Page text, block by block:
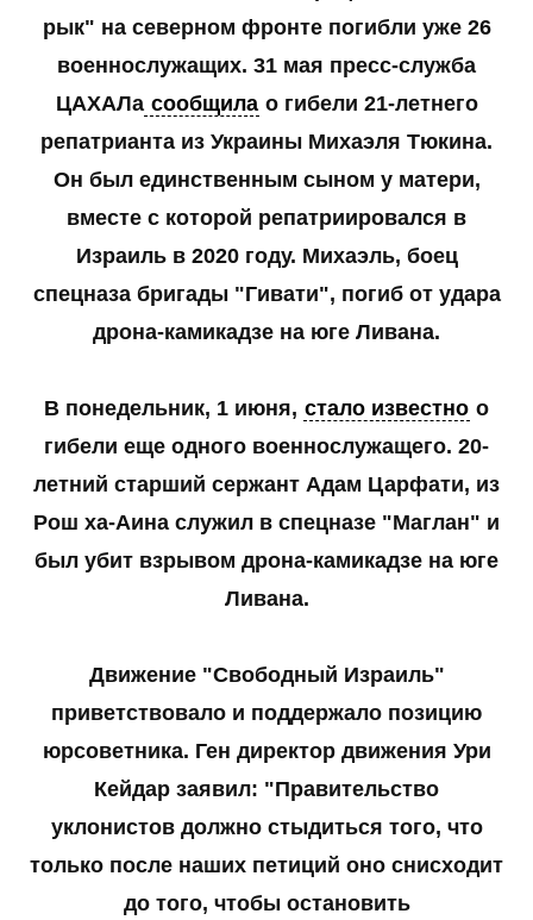
рык" на северном фронте погибли уже 26
военнослужащих. 31 мая пресс-служба
ЦАХАЛа сообщила о гибели 21-летнего
репатрианта из Украины Михаэля Тюкина.
Он был единственным сыном у матери,
вместе с которой репатриировался в
Израиль в 2020 году. Михаэль, боец
спецназа бригады "Гивати", погиб от удара
дрона-камикадзе на юге Ливана.
В понедельник, 1 июня, стало известно о
гибели еще одного военнослужащего. 20-
летний старший сержант Адам Царфати, из
Рош ха-Аина служил в спецназе "Маглан" и
был убит взрывом дрона-камикадзе на юге
Ливана.
Движение "Свободный Израиль"
приветствовало и поддержало позицию
юрсоветника. Ген директор движения Ури
Кейдар заявил: "Правительство
уклонистов должно стыдиться того, что
только после наших петиций оно снисходит
до того, чтобы остановить